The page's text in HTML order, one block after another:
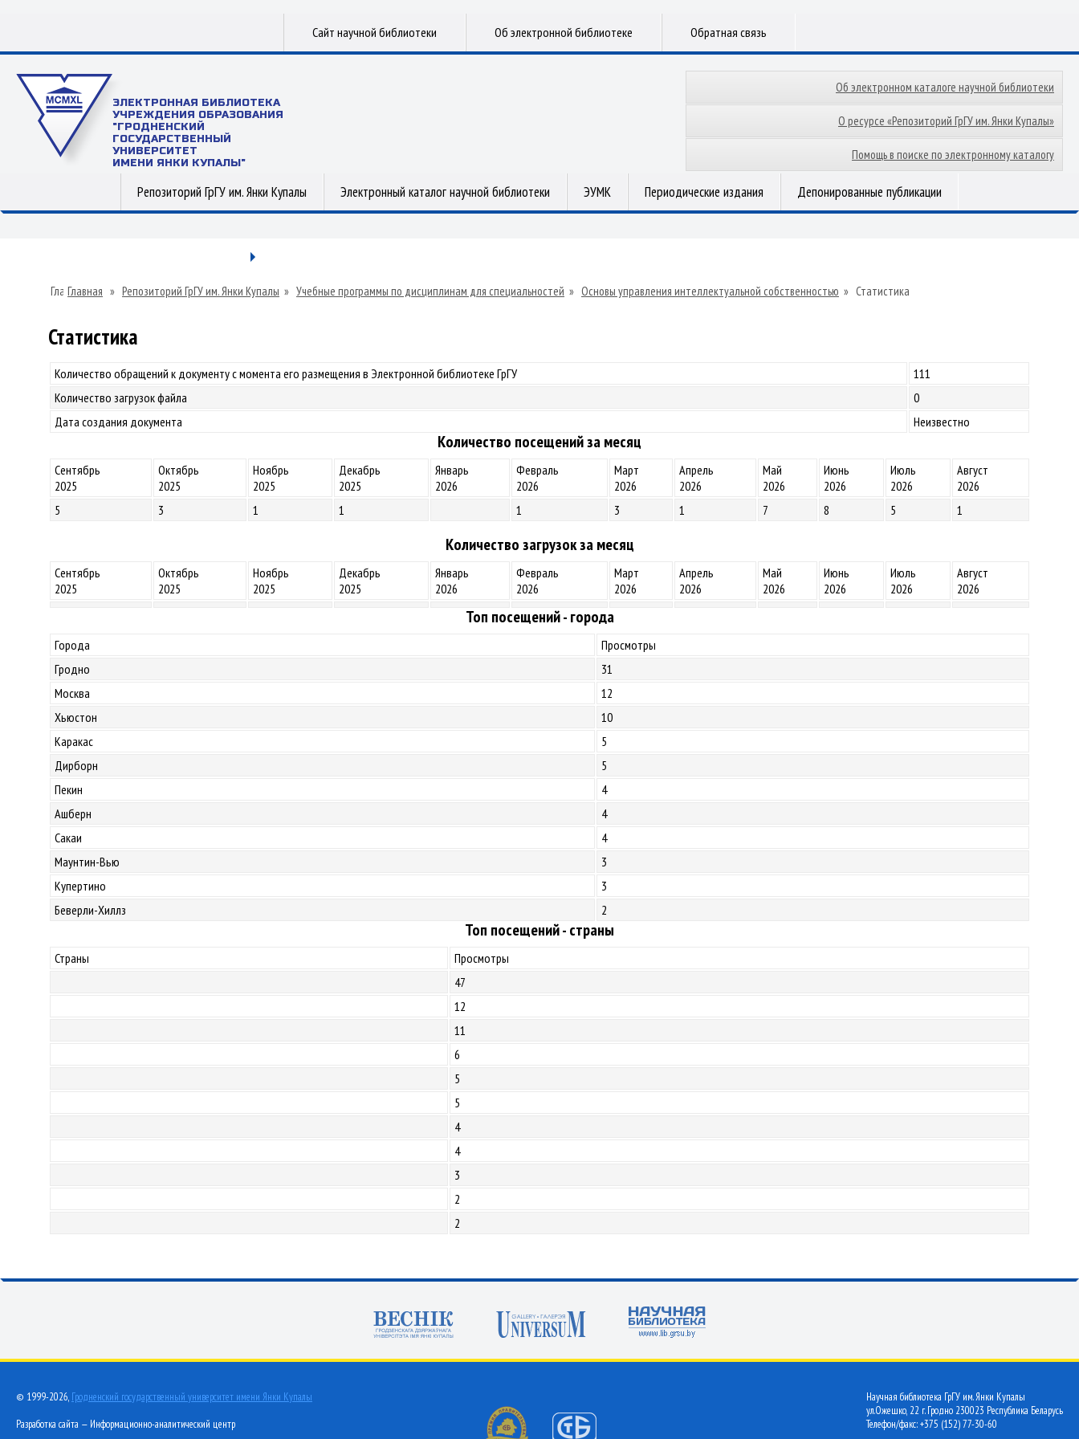
Сайт научной библиотеки Об электронной библиотеке Обратная связь
ЭЛЕКТРОННАЯ БИБЛИОТЕКА
УЧРЕЖДЕНИЯ ОБРАЗОВАНИЯ
"ГРОДНЕНСКИЙ
ГОСУДАРСТВЕННЫЙ
УНИВЕРСИТЕТ
ИМЕНИ ЯНКИ КУПАЛЫ"
Об электронном каталоге научной библиотеки
О ресурсе «Репозиторий ГрГУ им. Янки Купалы»
Помощь в поиске по электронному каталогу
Репозиторий ГрГУ им. Янки Купалы Электронный каталог научной библиотеки ЭУМК Периодические издания Депонированные публикации
Главная » Репозиторий ГрГУ им. Янки Купалы » Учебные программы по дисциплинам для специальностей » Основы управления интеллектуальной собственностью » Статистика
Статистика
Количество обращений к документу с момента его размещения в Электронной библиотеке ГрГУ
111
Количество загрузок файла
0
Дата создания документа
Неизвестно
Количество посещений за месяц
Сентябрь
2025
Октябрь
2025
Ноябрь
2025
Декабрь
2025
Январь
2026
Февраль
2026
Март
2026
Апрель
2026
Май
2026
Июнь
2026
Июль
2026
Август
2026
5
3 1 1 1 3 1 7 8 5 1
Количество загрузок за месяц
Сентябрь
2025
Октябрь
2025
Ноябрь
2025
Декабрь
2025
Январь
2026
Февраль
2026
Март
2026
Апрель
2026
Май
2026
Июнь
2026
Июль
2026
Август
2026
Топ посещений - города
Города
Просмотры
Гродно
31
Москва
12
Хьюстон
10
Каракас
5
Дирборн
5
Пекин
4
Ашберн
4
Сакаи
4
Маунтин-Вью
3
Купертино
3
Беверли-Хиллз
2
Топ посещений - страны
Страны
Просмотры
47
12
11
6
5
5
4
4
3
2
2
© 1999-2026, Гродненский государственный университет имени Янки Купалы
Разработка сайта — Информационно-аналитический центр
Научная библиотека ГрГУ им. Янки Купалы
ул.Ожешко, 22 г. Гродно 230023 Республика Беларусь
Телефон/факс: +375 (152) 77-30-60